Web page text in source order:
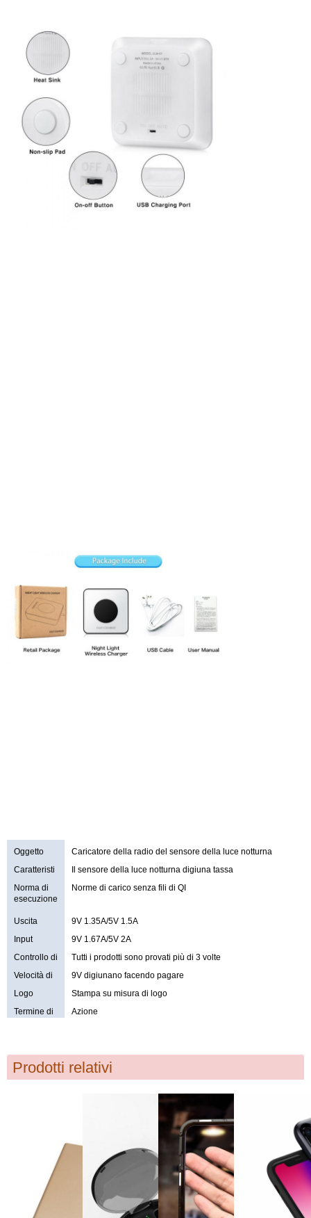
Oggetto
Caricatore della radio del sensore della luce notturna
Caratteristi
Il sensore della luce notturna digiuna tassa
Norma di
esecuzione
Norme di carico senza fili di QI
Uscita
9V 1.35A/5V 1.5A
Input
9V 1.67A/5V 2A
Controllo di
Tutti i prodotti sono provati più di 3 volte
Velocità di
9V digiunano facendo pagare
Logo
Stampa su misura di logo
Termine di
Azione
Prodotti relativi